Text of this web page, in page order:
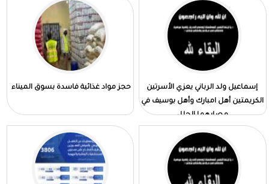
إسماعيل ولد الرباني يعزي الأسرتين
الكريمتين أهل امبارك وأهل بوسيف في
مصابهما الجلل
حجز مواد غذائية فاسدة بسوق الميناء